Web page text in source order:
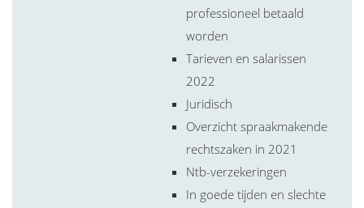
professioneel betaald
worden
Tarieven en salarissen
2022
Juridisch
Overzicht spraakmakende
rechtszaken in 2021
Ntb-verzekeringen
In goede tijden en slechte